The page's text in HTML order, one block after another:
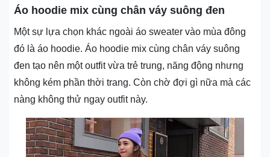
Áo hoodie mix cùng chân váy suông đen
Một sự lựa chọn khác ngoài áo sweater vào mùa đông
đó là áo hoodie. Áo hoodie mix cùng chân váy suông
đen tạo nên một outfit vừa trẻ trung, năng động nhưng
không kém phần thời trang. Còn chờ đợi gì nữa mà các
nàng không thử ngay outfit này.